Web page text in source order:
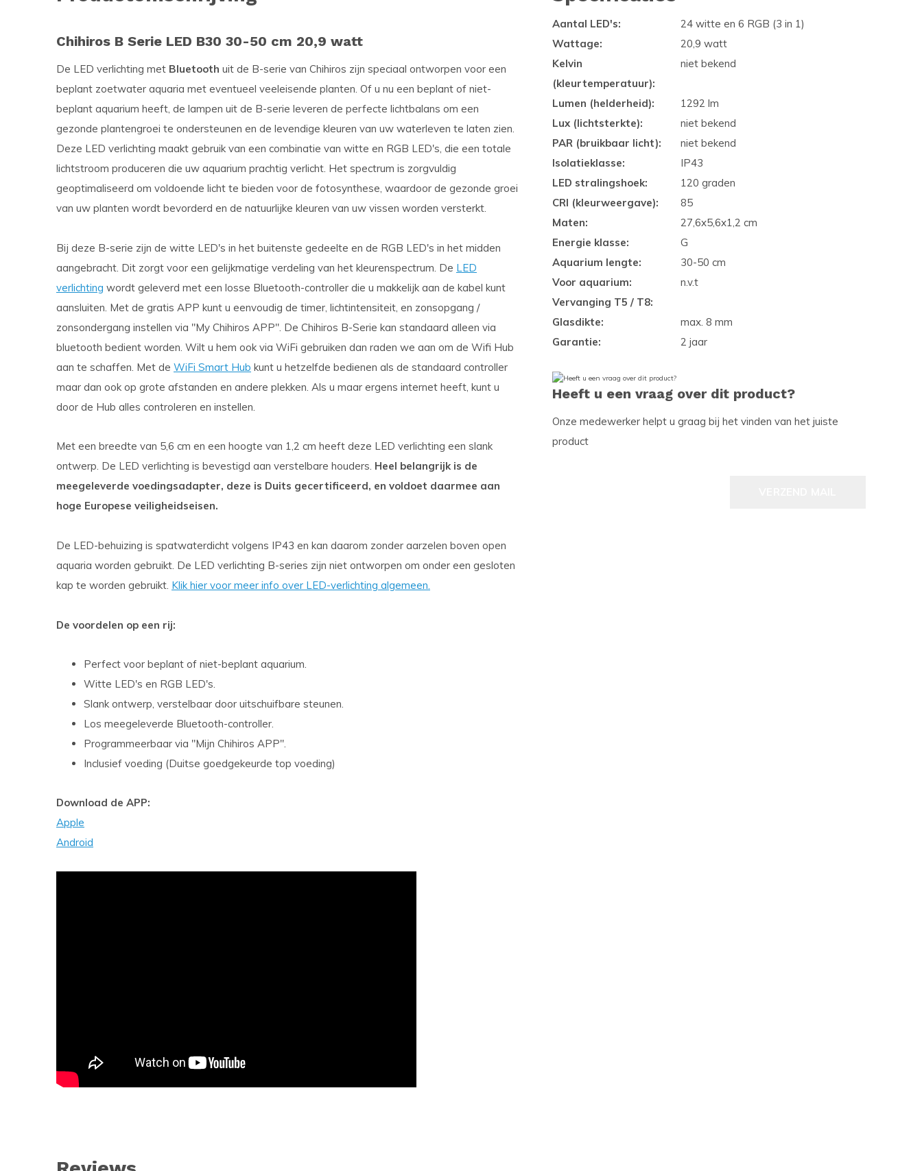
Chihiros B Serie LED B30 30-50 cm 20,9 watt
De LED verlichting met Bluetooth uit de B-serie van Chihiros zijn speciaal ontworpen voor een
beplant zoetwater aquaria met eventueel veeleisende planten. Of u nu een beplant of niet-
beplant aquarium heeft, de lampen uit de B-serie leveren de perfecte lichtbalans om een
gezonde plantengroei te ondersteunen en de levendige kleuren van uw waterleven te laten zien.
Deze LED verlichting maakt gebruik van een combinatie van witte en RGB LED's, die een totale
lichtstroom produceren die uw aquarium prachtig verlicht. Het spectrum is zorgvuldig
geoptimaliseerd om voldoende licht te bieden voor de fotosynthese, waardoor de gezonde groei
van uw planten wordt bevorderd en de natuurlijke kleuren van uw vissen worden versterkt.
Bij deze B-serie zijn de witte LED's in het buitenste gedeelte en de RGB LED's in het midden
aangebracht. Dit zorgt voor een gelijkmatige verdeling van het kleurenspectrum. De LED
verlichting wordt geleverd met een losse Bluetooth-controller die u makkelijk aan de kabel kunt
aansluiten. Met de gratis APP kunt u eenvoudig de timer, lichtintensiteit, en zonsopgang /
zonsondergang instellen via "My Chihiros APP". De Chihiros B-Serie kan standaard alleen via
bluetooth bedient worden. Wilt u hem ook via WiFi gebruiken dan raden we aan om de Wifi Hub
aan te schaffen. Met de WiFi Smart Hub kunt u hetzelfde bedienen als de standaard controller
maar dan ook op grote afstanden en andere plekken. Als u maar ergens internet heeft, kunt u
door de Hub alles controleren en instellen.
Met een breedte van 5,6 cm en een hoogte van 1,2 cm heeft deze LED verlichting een slank
ontwerp. De LED verlichting is bevestigd aan verstelbare houders. Heel belangrijk is de
meegeleverde voedingsadapter, deze is Duits gecertificeerd, en voldoet daarmee aan
hoge Europese veiligheidseisen.
De LED-behuizing is spatwaterdicht volgens IP43 en kan daarom zonder aarzelen boven open
aquaria worden gebruikt. De LED verlichting B-series zijn niet ontworpen om onder een gesloten
kap te worden gebruikt. Klik hier voor meer info over LED-verlichting algemeen.
De voordelen op een rij:
Perfect voor beplant of niet-beplant aquarium.
Witte LED's en RGB LED's.
Slank ontwerp, verstelbaar door uitschuifbare steunen.
Los meegeleverde Bluetooth-controller.
Programmeerbaar via "Mijn Chihiros APP".
Inclusief voeding (Duitse goedgekeurde top voeding)
Download de APP:
Apple
Android
Aantal LED's:
24 witte en 6 RGB (3 in 1)
Wattage:
20,9 watt
Kelvin
(kleurtemperatuur):
niet bekend
Lumen (helderheid):
1292 lm
Lux (lichtsterkte):
niet bekend
PAR (bruikbaar licht):
niet bekend
Isolatieklasse:
IP43
LED stralingshoek:
120 graden
CRI (kleurweergave):
85
Maten:
27,6x5,6x1,2 cm
Energie klasse:
G
Aquarium lengte:
30-50 cm
Voor aquarium:
n.v.t
Vervanging T5 / T8:
Glasdikte:
max. 8 mm
Garantie:
2 jaar
Heeft u een vraag over dit product?
Onze medewerker helpt u graag bij het vinden van het juiste
product